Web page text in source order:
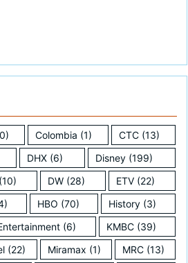
Colombia (1) CTC(13)
DHX(6) Disney (199)
(10) DW (28) ETV (22)
HBO (70) History (3)
(6) KMBC(39)
(22) Miramax (1) MRC(13)